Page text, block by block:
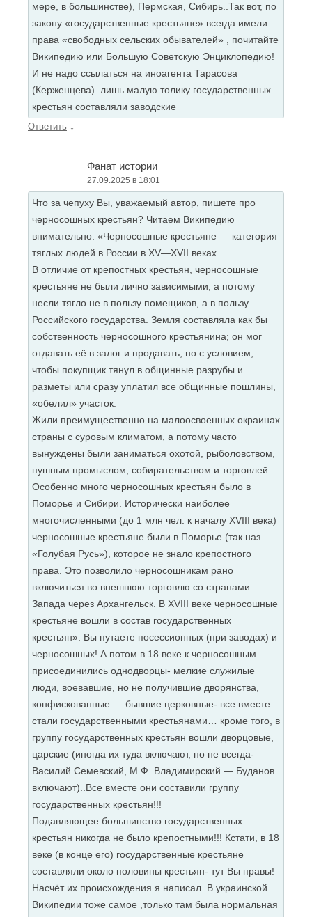
мере, в большинстве), Пермская, Сибирь..Так вот, по
закону «государственные крестьяне» всегда имели
права «свободных сельских обывателей» , почитайте
Википедию или Большую Советскую Энциклопедию!
И не надо ссылаться на иноагента Тарасова
(Керженцева)..лишь малую толику государственных
крестьян составляли заводские
Ответить ↓
Фанат истории
27.09.2025 в 18:01
Что за чепуху Вы, уважаемый автор, пишете про
черносошных крестьян? Читаем Википедию
внимательно: «Черносошные крестьяне — категория
тяглых людей в России в XV—XVII веках.
В отличие от крепостных крестьян, черносошные
крестьяне не были лично зависимыми, а потому
несли тягло не в пользу помещиков, а в пользу
Российского государства. Земля составляла как бы
собственность черносошного крестьянина; он мог
отдавать её в залог и продавать, но с условием,
чтобы покупщик тянул в общинные разрубы и
разметы или сразу уплатил все общинные пошлины,
«обелил» участок.
Жили преимущественно на малоосвоенных окраинах
страны с суровым климатом, а потому часто
вынуждены были заниматься охотой, рыболовством,
пушным промыслом, собирательством и торговлей.
Особенно много черносошных крестьян было в
Поморье и Сибири. Исторически наиболее
многочисленными (до 1 млн чел. к началу XVIII века)
черносошные крестьяне были в Поморье (так наз.
«Голубая Русь»), которое не знало крепостного
права. Это позволило черносошникам рано
включиться во внешнюю торговлю со странами
Запада через Архангельск. В XVIII веке черносошные
крестьяне вошли в состав государственных
крестьян». Вы путаете посессионных (при заводах) и
черносошных! А потом в 18 веке к черносошным
присоединились однодворцы- мелкие служилые
люди, воевавшие, но не получившие дворянства,
конфискованные — бывшие церковные- все вместе
стали государственными крестьянами… кроме того, в
группу государственных крестьян вошли дворцовые,
царские (иногда их туда включают, но не всегда-
Василий Семевский, М.Ф. Владимирский — Буданов
включают)..Все вместе они составили группу
государственных крестьян!!!
Подавляющее большинство государственных
крестьян никогда не было крепостными!!! Кстати, в 18
веке (в конце его) государственные крестьяне
составляли около половины крестьян- тут Вы правы!
Насчёт их происхождения я написал. В украинской
Википедии тоже самое ,только там была нормальная